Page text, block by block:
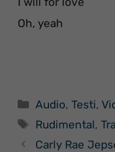
Oh, yeah
Categorie
Audio,Testi,
Tag
Rudimental,
Carly Rae